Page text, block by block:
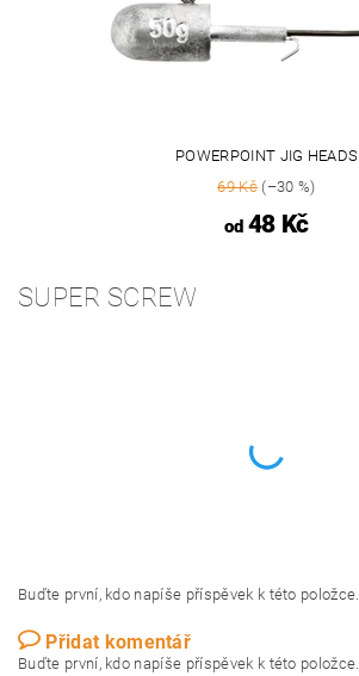
POWERPOINT JIG HEADS
69 Kč (–30 %)
od48 Kč
SUPER SCREW
Buďte první, kdo napíše příspěvek k této položce.
Přidat komentář
Buďte první, kdo napíše příspěvek k této položce.